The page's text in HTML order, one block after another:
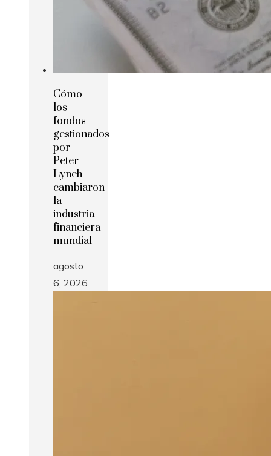
Cómo
los
fondos
gestionados
por
Peter
Lynch
cambiaron
la
industria
financiera
mundial
agosto
6, 2026